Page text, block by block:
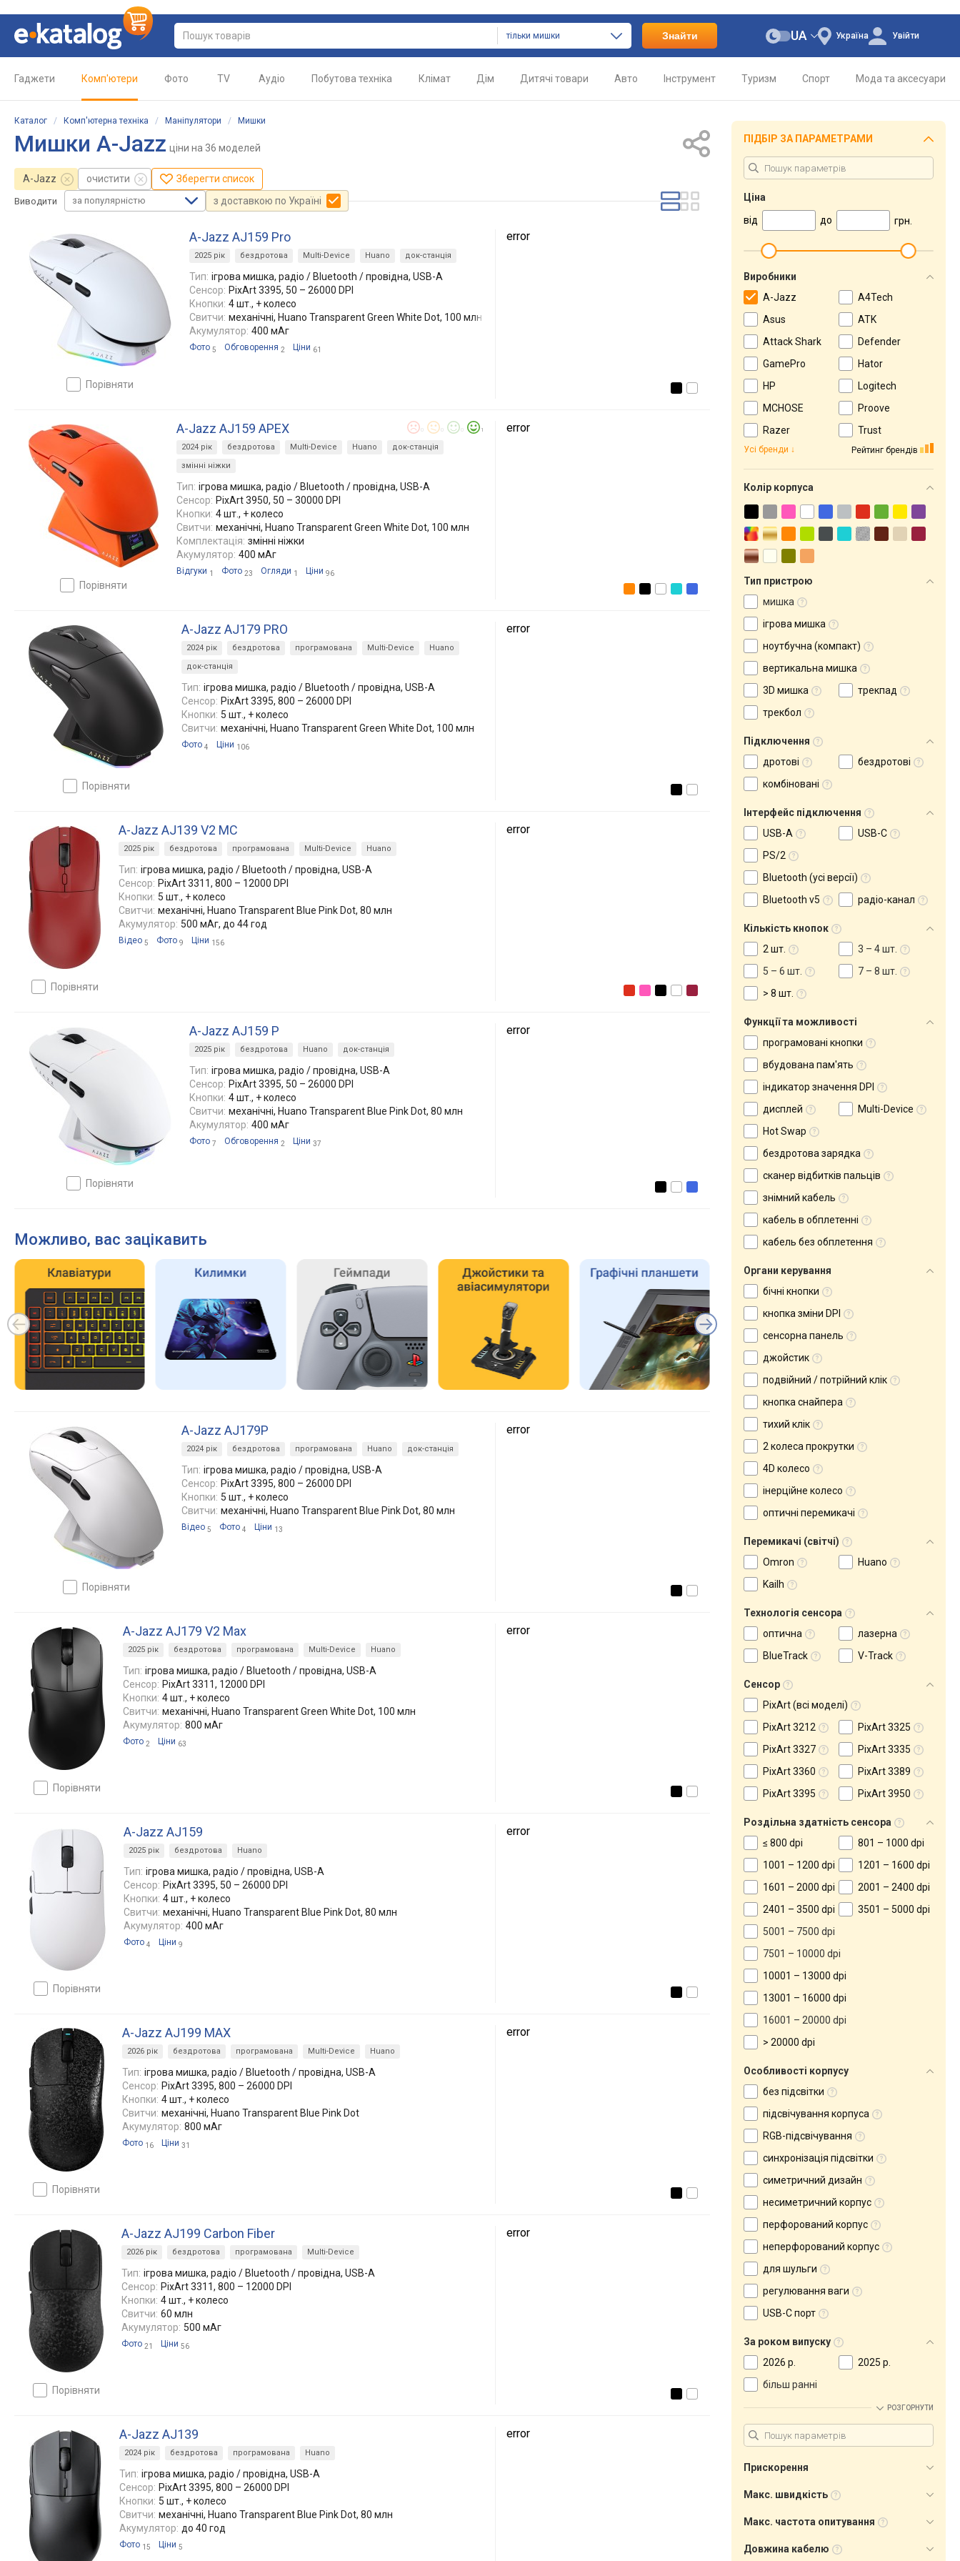
тільки мишки Знайти Україна
UA Увійти
Гаджети Комп'ютери Фото TV Аудіо Побутова техніка Клімат Дім Дитячі товари Авто Інструмент Туризм Спорт Мода та аксесуари
Каталог / Комп'ютерна техніка / Маніпулятори / Мишки
Мишки A-Jazz ціни на 36 моделей
A-Jazz очистити Зберегти список
Виводити за популярністю з доставкою по Україні
порівняти
A-Jazz AJ159 Pro
2025 рік бездротова Multi-Device Huano док-станція
Тип: ігрова мишка, радіо / Bluetooth / провідна, USB-A
Сенсор: PixArt 3395, 50 – 26000 DPI
Кнопки: 4 шт., + колесо
Свитчи: механічні, Huano Transparent Green White Dot, 100 млн
Акумулятор: 400 мАг
Фото 5 Обговорення 2 Ціни 61
error
порівняти
A-Jazz AJ159 APEX 1
2024 рік бездротова Multi-Device Huano
док-станція
змінні ніжки
Тип: ігрова мишка, радіо / Bluetooth / провідна, USB-A
Сенсор: PixArt 3950, 50 – 30000 DPI
Кнопки: 4 шт., + колесо
Свитчи: механічні, Huano Transparent Green White Dot, 100 млн
Комплектація: змінні ніжки
Акумулятор: 400 мАг
Відгуки 1 Фото 23 Огляди 1 Ціни 96
error
порівняти
A-Jazz AJ179 PRO
2024 рік бездротова програмована Multi-Device
Huano
док-станція
Тип: ігрова мишка, радіо / Bluetooth / провідна, USB-A
Сенсор: PixArt 3395, 800 – 26000 DPI
Кнопки: 5 шт., + колесо
Свитчи: механічні, Huano Transparent Green White Dot, 100 млн
Фото 4 Ціни 106
error
порівняти
A-Jazz AJ139 V2 MC
2025 рік бездротова програмована Multi-Device Huano
Тип: ігрова мишка, радіо / Bluetooth / провідна, USB-A
Сенсор: PixArt 3311, 800 – 12000 DPI
Кнопки: 5 шт., + колесо
Свитчи: механічні, Huano Transparent Blue Pink Dot, 80 млн
Акумулятор: 500 мАг, до 44 год
Відео 5 Фото 9 Ціни 156
error
порівняти
A-Jazz AJ159 P
2025 рік бездротова Huano док-станція
Тип: ігрова мишка, радіо / провідна, USB-A
Сенсор: PixArt 3395, 50 – 26000 DPI
Кнопки: 4 шт., + колесо
Свитчи: механічні, Huano Transparent Blue Pink Dot, 80 млн
Акумулятор: 400 мАг
Фото 7 Обговорення 2 Ціни 37
error
Можливо, вас зацікавить
порівняти
A-Jazz AJ179P
2024 рік бездротова програмована Huano док-станція
Тип: ігрова мишка, радіо / провідна, USB-A
Сенсор: PixArt 3395, 800 – 26000 DPI
Кнопки: 5 шт., + колесо
Свитчи: механічні, Huano Transparent Blue Pink Dot, 80 млн
Відео 5 Фото 4 Ціни 13
error
порівняти
A-Jazz AJ179 V2 Max
2025 рік бездротова програмована Multi-Device Huano
Тип: ігрова мишка, радіо / Bluetooth / провідна, USB-A
Сенсор: PixArt 3311, 12000 DPI
Кнопки: 4 шт., + колесо
Свитчи: механічні, Huano Transparent Green White Dot, 100 млн
Акумулятор: 800 мАг
Фото 2 Ціни 63
error
порівняти
A-Jazz AJ159
2025 рік бездротова Huano
Тип: ігрова мишка, радіо / провідна, USB-A
Сенсор: PixArt 3395, 50 – 26000 DPI
Кнопки: 4 шт., + колесо
Свитчи: механічні, Huano Transparent Blue Pink Dot, 80 млн
Акумулятор: 400 мАг
Фото 4 Ціни 9
error
порівняти
A-Jazz AJ199 MAX
2026 рік бездротова програмована Multi-Device Huano
Тип: ігрова мишка, радіо / Bluetooth / провідна, USB-A
Сенсор: PixArt 3395, 800 – 26000 DPI
Кнопки: 4 шт., + колесо
Свитчи: механічні, Huano Transparent Blue Pink Dot
Акумулятор: 800 мАг
Фото 16 Ціни 31
error
порівняти
A-Jazz AJ199 Carbon Fiber
2026 рік бездротова програмована Multi-Device
Тип: ігрова мишка, радіо / Bluetooth / провідна, USB-A
Сенсор: PixArt 3311, 800 – 12000 DPI
Кнопки: 4 шт., + колесо
Свитчи: 60 млн
Акумулятор: 500 мАг
Фото 21 Ціни 56
error
A-Jazz AJ139
2024 рік бездротова програмована Huano
Тип: ігрова мишка, радіо / провідна, USB-A
Сенсор: PixArt 3395, 800 – 26000 DPI
Кнопки: 5 шт., + колесо
Свитчи: механічні, Huano Transparent Blue Pink Dot, 80 млн
Акумулятор: до 40 год
Фото 15 Ціни 5
error
ПІДБІР ЗА ПАРАМЕТРАМИ
Ціна
від
до грн.
Виробники
A-Jazz
A4Tech
Asus
ATK
Attack Shark
Defender
GamePro
Hator
HP
Logitech
MCHOSE
Proove
Razer
Trust
Рейтинг брендів
Усі бренди
Колір корпуса
Тип пристрою
мишка
ігрова мишка
ноутбучна (компакт)
вертикальна мишка
3D мишка
трекпад
трекбол
Підключення
дротові
бездротові
комбіновані
Інтерфейс підключення
USB-A
USB-C
PS/2
Bluetooth (усі версії)
Bluetooth v5
радіо-канал
Кількість кнопок
2 шт.
3 – 4 шт.
5 – 6 шт.
7 – 8 шт.
> 8 шт.
Функції та можливості
програмовані кнопки
вбудована пам'ять
індикатор значення DPI
дисплей
Multi-Device
Hot Swap
бездротова зарядка
сканер відбитків пальців
знімний кабель
кабель в обплетенні
кабель без обплетення
Органи керування
бічні кнопки
кнопка зміни DPI
сенсорна панель
джойстик
подвійний / потрійний клік
кнопка снайпера
тихий клік
2 колеса прокрутки
4D колесо
інерційне колесо
оптичні перемикачі
Перемикачі (світчі)
Omron
Huano
Kailh
Технологія сенсора
оптична
лазерна
BlueTrack
V-Track
Сенсор
PixArt (всі моделі)
PixArt 3212
PixArt 3325
PixArt 3327
PixArt 3335
PixArt 3360
PixArt 3389
PixArt 3395
PixArt 3950
Роздільна здатність сенсора
≤ 800 dpi
801 – 1000 dpi
1001 – 1200 dpi
1201 – 1600 dpi
1601 – 2000 dpi
2001 – 2400 dpi
2401 – 3500 dpi
3501 – 5000 dpi
5001 – 7500 dpi
7501 – 10000 dpi
10001 – 13000 dpi
13001 – 16000 dpi
16001 – 20000 dpi
> 20000 dpi
Особливості корпусу
без підсвітки
підсвічування корпуса
RGB-підсвічування
синхронізація підсвітки
симетричний дизайн
несиметричний корпус
перфорований корпус
неперфорований корпус
для шульги
регулювання ваги
USB-C порт
За роком випуску
2026 р.
2025 р.
більш ранні
РОЗГОРНУТИ
Прискорення
Макс. швидкість
Макс. частота опитування
Довжина кабелю